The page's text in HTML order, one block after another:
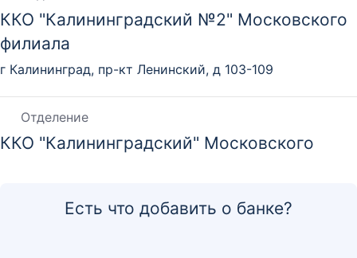
ККО "Калининградский №2" Московского
филиала
г Калининград, пр-кт Ленинский, д 103-109
Отделение
ККО "Калининградский" Московского
Есть что добавить о банке?